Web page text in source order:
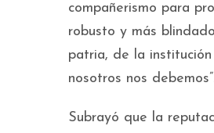
compañerismo para
robusto y más
patria, de la
nosotros nos
Subrayó que la